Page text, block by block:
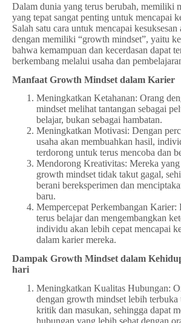
Dalam dunia yang terus berubah, memiliki
yang tepat sangat penting untuk mencapai
Salah satu cara untuk mencapai kesuksesan
dengan memiliki “growth mindset”, yaitu
bahwa kemampuan dan kecerdasan dapat
berkembang melalui usaha dan
Manfaat Growth Mindset dalam Karier
Meningkatkan Ketahanan: Orang
mindset melihat tantangan sebagai
belajar, bukan sebagai hambatan.
Meningkatkan Motivasi: Dengan
usaha akan membuahkan hasil,
terdorong untuk terus mencoba dan
Mendorong Kreativitas: Mereka
growth mindset tidak takut gagal,
berani bereksperimen dan
baru.
Mempercepat Perkembangan Karier:
terus belajar dan mengembangkan
individu akan lebih cepat mencapai
dalam karier mereka.
Dampak Growth Mindset dalam
hari
Meningkatkan Kualitas Hubungan:
dengan growth mindset lebih terbuka
kritik dan masukan, sehingga dapat
hubungan yang lebih sehat dengan